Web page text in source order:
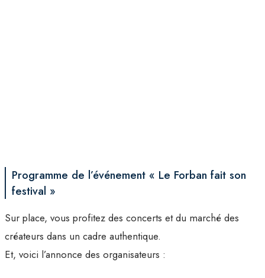
Programme de l’événement « Le Forban fait son
festival »
Sur place, vous profitez des concerts et du marché des
créateurs dans un cadre authentique.
Et, voici l’annonce des organisateurs :